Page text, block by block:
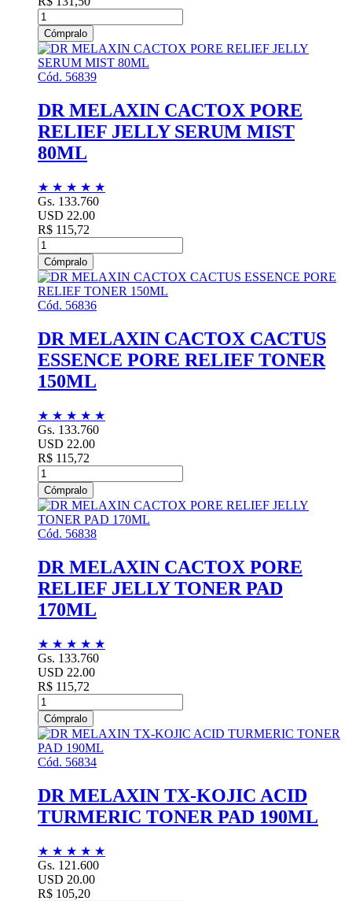
Cómpralo
Cód. 56839
DR MELAXIN CACTOX PORE
RELIEF JELLY SERUM MIST
80ML
★ ★ ★ ★ ★
Gs. 133.760
USD 22.00
R$ 115,72
Cómpralo
Cód. 56836
DR MELAXIN CACTOX CACTUS
ESSENCE PORE RELIEF TONER
150ML
★ ★ ★ ★ ★
Gs. 133.760
USD 22.00
R$ 115,72
Cómpralo
Cód. 56838
DR MELAXIN CACTOX PORE
RELIEF JELLY TONER PAD
170ML
★ ★ ★ ★ ★
Gs. 133.760
USD 22.00
R$ 115,72
Cómpralo
Cód. 56834
DR MELAXIN TX-KOJIC ACID
TURMERIC TONER PAD 190ML
★ ★ ★ ★ ★
Gs. 121.600
USD 20.00
R$ 105,20